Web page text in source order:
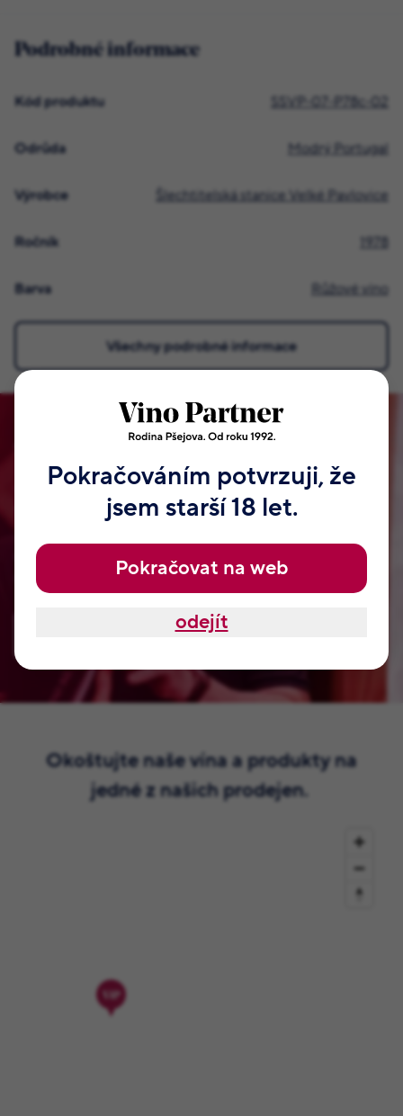
Podrobné informace
Kód produktu SSVP-07-P78c-02
Odrůda Modrý Portugal
Výrobce Šlechtitelská stanice Velké Pavlovice
Ročník 1978
Barva Růžové víno
Všechny podrobné informace
Vymysleli jsme pro vás VIP klub naší rodiny Pšejových.
Tyhle odměny, které najdete jen u nás. Jsou od našeho táty
členů naší rodiny. Nemají je nikde jinde na světě. Přihlaste
se, nezabere vám to ani dvě minuty.
Okoštujte naše vína a produkty na
jedné z našich prodejen.
Pokračováním potvrzuji, že
jsem starší 18 let.
Pokračovat na web
odejít